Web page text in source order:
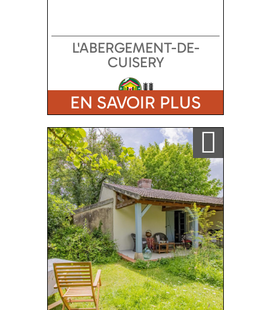
L'ABERGEMENT-DE-
CUISERY
EN SAVOIR PLUS
Ajouter a ma sélection